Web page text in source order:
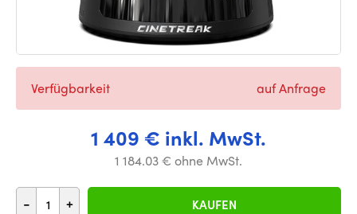
1 409 € inkl. MwSt.
1 184.03 € ohne MwSt.
- + KAUFEN
Verfügbarkeit auf Anfrage